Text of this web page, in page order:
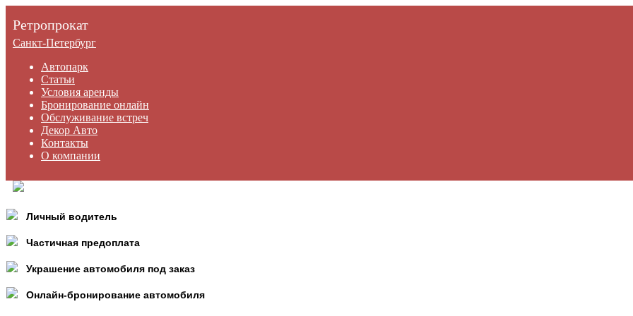
Ретропрокат
Санкт-Петербург
Автопарк
Статьи
Условия аренды
Бронирование онлайн
Обслуживание встреч
Декор Авто
Контакты
О компании
Личный водитель
Частичная предоплата
Украшение автомобиля под заказ
Онлайн-бронирование автомобиля